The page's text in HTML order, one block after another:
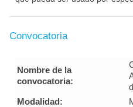
Convocatoria
Nombre de la
convocatoria:
Modalidad: